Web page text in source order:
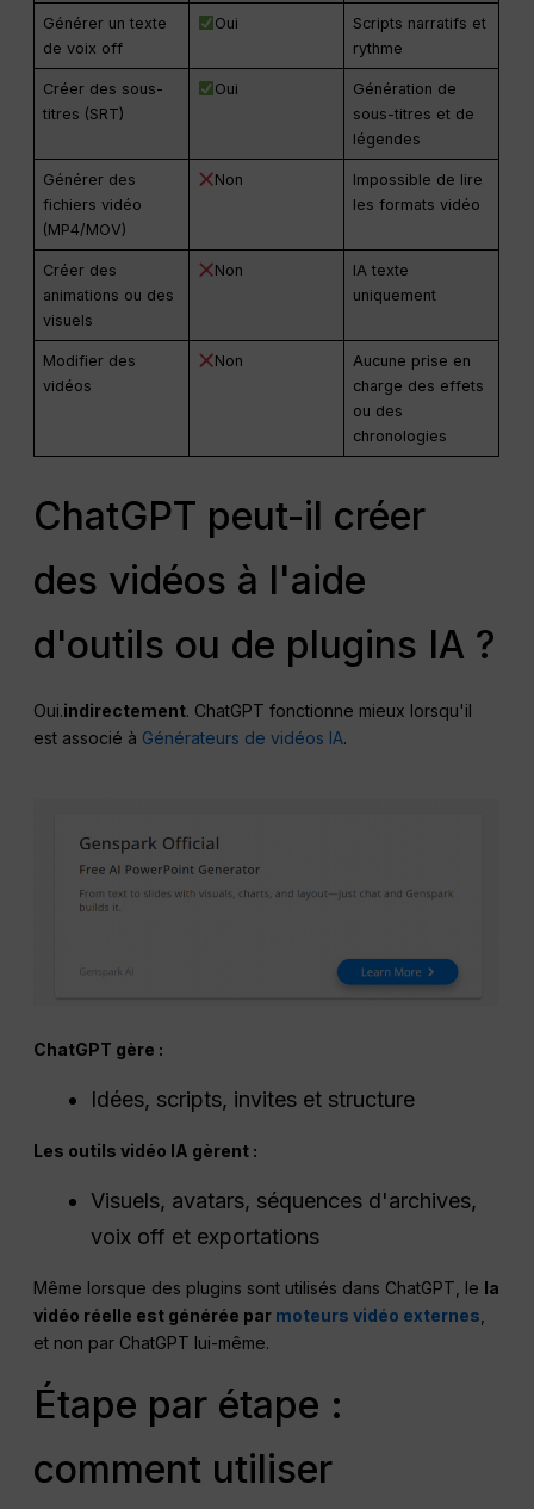
Générer un texte
de voix off
Oui
Scripts narratifs et
rythme
Créer des sous-
titres (SRT)
Oui
Génération de
sous-titres et de
légendes
Générer des
fichiers vidéo
(MP4/MOV)
Non
Impossible de lire
les formats vidéo
Créer des
animations ou des
visuels
Non
IA texte
uniquement
Modifier des
vidéos
Non
Aucune prise en
charge des effets
ou des
chronologies
ChatGPT peut-il créer
des vidéos à l'aide
d'outils ou de plugins IA ?
Oui.indirectement. ChatGPT fonctionne mieux lorsqu'il
est associé à Générateurs de vidéos IA.
ChatGPT gère :
Idées, scripts, invites et structure
Les outils vidéo IA gèrent :
Visuels, avatars, séquences d'archives,
voix off et exportations
Même lorsque des plugins sont utilisés dans ChatGPT, le la
vidéo réelle est générée par moteurs vidéo externes
et non par ChatGPT lui-même.
Étape par étape :
comment utiliser